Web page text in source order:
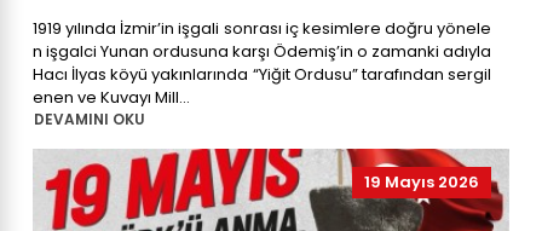
1919 yılında İzmir’in işgali sonrası iç kesimlere doğru yönele
n işgalci Yunan ordusuna karşı Ödemiş’in o zamanki adıyla
Hacı İlyas köyü yakınlarında “Yiğit Ordusu” tarafından sergil
enen ve Kuvayı Mill...
DEVAMINI OKU
19 Mayıs 2026